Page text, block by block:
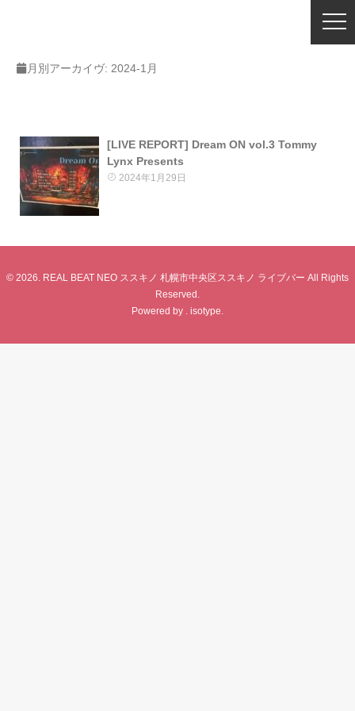
月別アーカイヴ: 2024-1月
[LIVE REPORT] Dream ON vol.3 Tommy
Lynx Presents
2024年1月29日
© 2026. REAL BEAT NEO ススキノ 札幌市中央区ススキノ ライブバー All Rights
Reserved.
Powered by . isotype.